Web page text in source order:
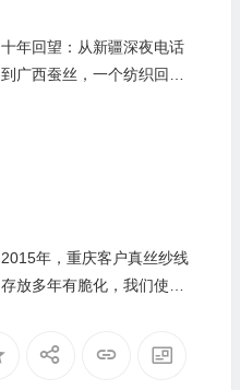
十年回望：从新疆深夜电话
到广西蚕丝，一个纺织回收
2015年，重庆客户真丝纱线
存放多年有脆化，我们使用